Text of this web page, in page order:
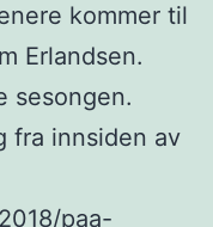
kommer til
Erlandsen.
sesongen.
fra innsiden av
paa-